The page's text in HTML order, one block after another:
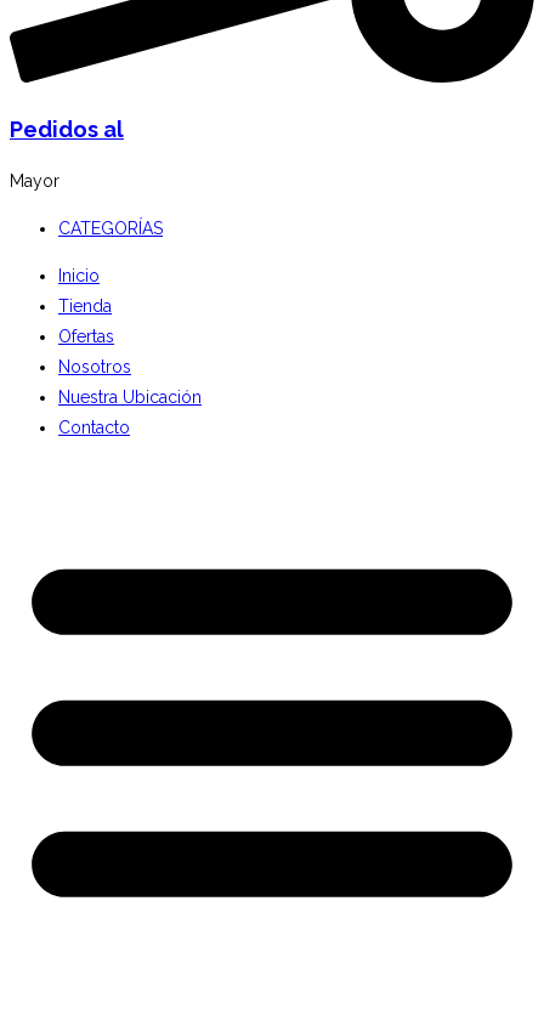
Pedidos al
Mayor
CATEGORÍAS
Inicio
Tienda
Ofertas
Nosotros
Nuestra Ubicación
Contacto